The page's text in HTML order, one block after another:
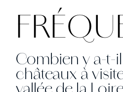
Combien y a-t-
châteaux à